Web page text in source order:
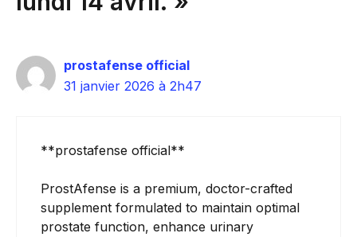
prostafense official
31 janvier 2026 à 2h47
**prostafense official**
ProstAfense is a premium, doctor-crafted
supplement formulated to maintain optimal
prostate function, enhance urinary